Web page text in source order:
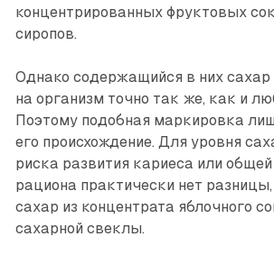
концентрированных фруктовых
сиропов.
Однако содержащийся в них сахар
на организм точно так же, как и
Поэтому подобная маркировка
его происхождение. Для уровня
риска развития кариеса или
рациона практически нет разницы,
сахар из концентрата яблочного
сахарной свеклы.